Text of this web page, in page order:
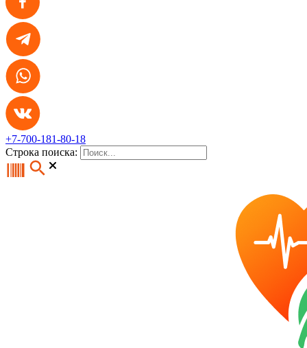
+7-700-181-80-18
Строка поиска: